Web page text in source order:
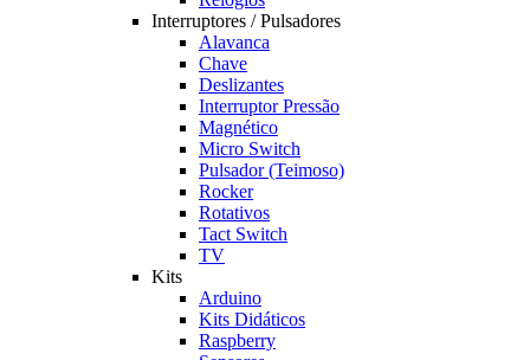
Interruptores / Pulsadores
Alavanca
Chave
Deslizantes
Interruptor Pressão
Magnético
Micro Switch
Pulsador (Teimoso)
Rocker
Rotativos
Tact Switch
TV
Kits
Arduino
Kits Didáticos
Raspberry